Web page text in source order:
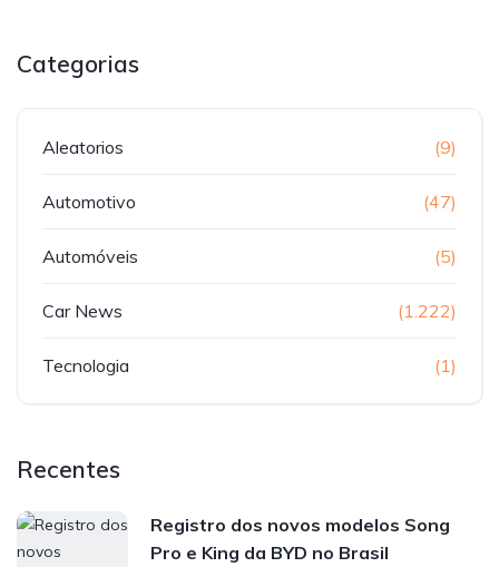
Categorias
Aleatorios (9)
Automotivo (47)
Automóveis (5)
Car News (1.222)
Tecnologia (1)
Recentes
Registro dos novos modelos Song
Pro e King da BYD no Brasil